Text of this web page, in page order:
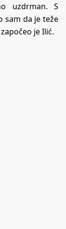
uzdrman. S
sam da je teže
je Ilić.